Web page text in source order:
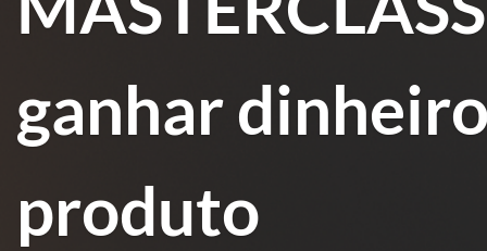
ganhar
produto